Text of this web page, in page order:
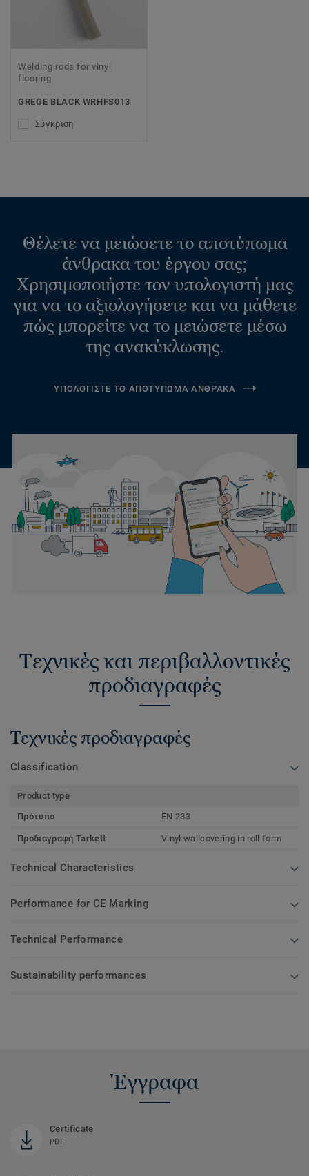
Welding rods for vinyl
flooring
GREGE BLACK WRHFS013
Σύγκριση
Θέλετε να μειώσετε το αποτύπωμα
άνθρακα του έργου σας;
Χρησιμοποιήστε τον υπολογιστή μας
για να το αξιολογήσετε και να μάθετε
πώς μπορείτε να το μειώσετε μέσω
της ανακύκλωσης.
ΥΠΟΛΟΓΙΣΤΕ ΤΟ ΑΠΟΤΥΠΩΜΑ ΑΝΘΡΑΚΑ
Τεχνικές και περιβαλλοντικές
προδιαγραφές
Τεχνικές προδιαγραφές
Classification
Product type
Πρότυπο
EN 233
Προδιαγραφή Tarkett Vinyl wallcovering in roll form
Technical Characteristics
Performance for CE Marking
Technical Performance
Sustainability performances
Έγγραφα
Certificate
PDF